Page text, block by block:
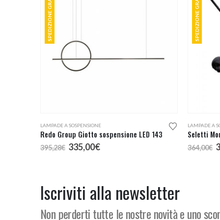
SPEDIZIONE GRATUITA
LAMPADE A SOSPENSIONE
Redo Group Giotto sospensione LED 143
395,28€ Il
prezzo
335,00€Il
SPEDIZIONE GRATUITA
LAMPADE A
364,00€
Iscriviti alla newsletter
Non perderti tutte le nostre novità e uno